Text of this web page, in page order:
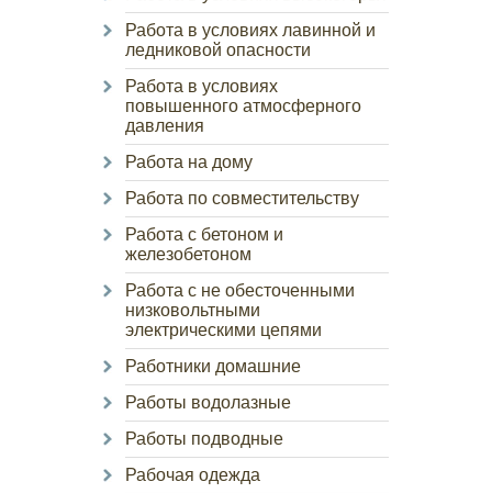
Работа в условиях лавинной и
ледниковой опасности
Работа в условиях
повышенного атмосферного
давления
Работа на дому
Работа по совместительству
Работа с бетоном и
железобетоном
Работа с не обесточенными
низковольтными
электрическими цепями
Работники домашние
Работы водолазные
Работы подводные
Рабочая одежда